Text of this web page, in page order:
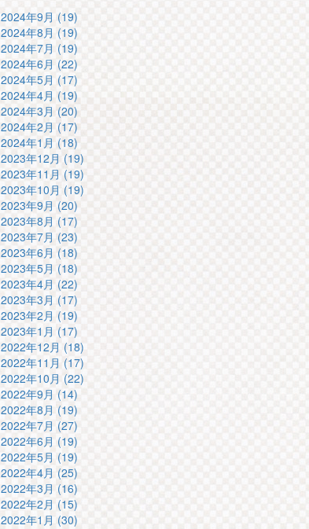
2024年9月 (19)
2024年8月 (19)
2024年7月 (19)
2024年6月 (22)
2024年5月 (17)
2024年4月 (19)
2024年3月 (20)
2024年2月 (17)
2024年1月 (18)
2023年12月 (19)
2023年11月 (19)
2023年10月 (19)
2023年9月 (20)
2023年8月 (17)
2023年7月 (23)
2023年6月 (18)
2023年5月 (18)
2023年4月 (22)
2023年3月 (17)
2023年2月 (19)
2023年1月 (17)
2022年12月 (18)
2022年11月 (17)
2022年10月 (22)
2022年9月 (14)
2022年8月 (19)
2022年7月 (27)
2022年6月 (19)
2022年5月 (19)
2022年4月 (25)
2022年3月 (16)
2022年2月 (15)
2022年1月 (30)